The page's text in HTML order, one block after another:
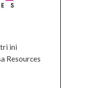
ini
Resources